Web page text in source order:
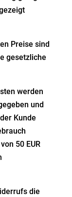
Preise sind
gesetz­liche
werden
und
Kunde
50 EUR
die